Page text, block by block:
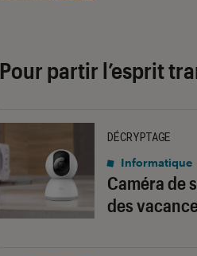
Pour partir l’esprit
Caméra de
des
DÉCRYPTAGE
Informatique